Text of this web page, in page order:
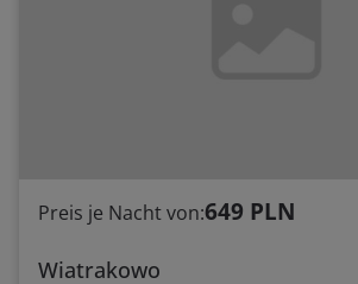
Preis je Nacht von:649 PLN
Wiatrakowo